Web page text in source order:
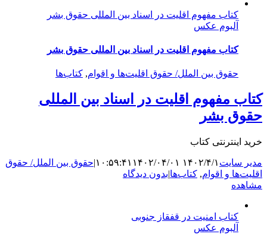
کتاب مفهوم اقلیت در اسناد بین المللی حقوق بشر
آلبوم عکس
کتاب مفهوم اقلیت در اسناد بین المللی حقوق بشر
حقوق بین الملل/ حقوق اقلیت‌ها و اقوام, کتاب‌ها
کتاب مفهوم اقلیت در اسناد بین المللی
حقوق بشر
خرید اینترنتی کتاب
مدیر سایت ۱۴۰۲/۴/۱ ۱۰:۵۹:۴۱ ۱۴۰۲/۰۴/۰۱ |حقوق بین الملل/ حقوق
اقلیت‌ها و اقوام, کتاب‌ها|بدون دیدگاه
مشاهده
کتاب امنیت در قفقاز جنوبی
آلبوم عکس